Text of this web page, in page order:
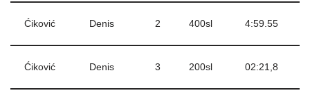
Ćiković Denis 2 400sl 4:59.55
Ćiković Denis 3 200sl 02:21,8